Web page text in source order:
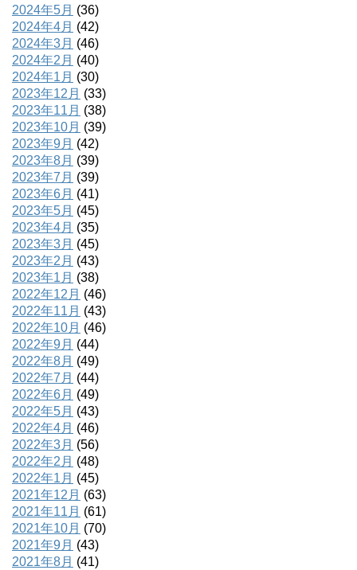
2024年5月 (36)
2024年4月 (42)
2024年3月 (46)
2024年2月 (40)
2024年1月 (30)
2023年12月 (33)
2023年11月 (38)
2023年10月 (39)
2023年9月 (42)
2023年8月 (39)
2023年7月 (39)
2023年6月 (41)
2023年5月 (45)
2023年4月 (35)
2023年3月 (45)
2023年2月 (43)
2023年1月 (38)
2022年12月 (46)
2022年11月 (43)
2022年10月 (46)
2022年9月 (44)
2022年8月 (49)
2022年7月 (44)
2022年6月 (49)
2022年5月 (43)
2022年4月 (46)
2022年3月 (56)
2022年2月 (48)
2022年1月 (45)
2021年12月 (63)
2021年11月 (61)
2021年10月 (70)
2021年9月 (43)
2021年8月 (41)